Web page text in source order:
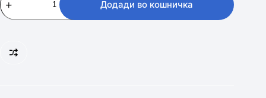
FGHO
290
Додади во кошничка